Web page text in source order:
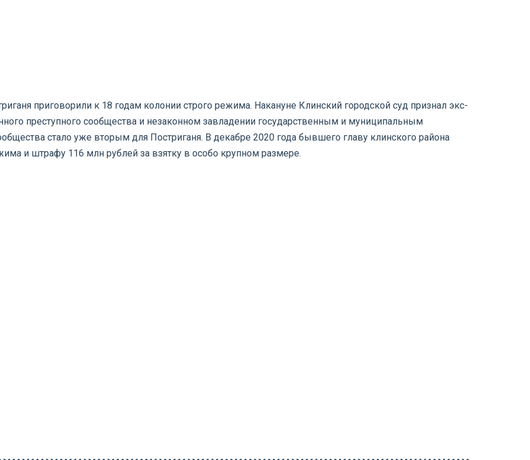
приговорили к 18 годам колонии строго режима. Накануне Клинский городской суд признал экс-
преступного сообщества и незаконном завладении государственным и муниципальным
стало уже вторым для Постриганя. В декабре 2020 года бывшего главу клинского района
и штрафу 116 млн рублей за взятку в особо крупном размере.